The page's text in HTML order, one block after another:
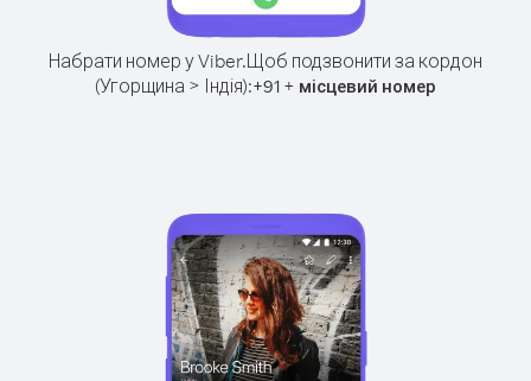
Набрати номер у Viber.Щоб подзвонити за кордон
(Угорщина > Індія):+91 + місцевий номер